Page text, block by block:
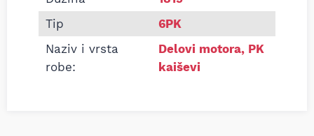
Tip
6PK
Naziv i vrsta
robe:
Delovi motora, PK
kaiševi